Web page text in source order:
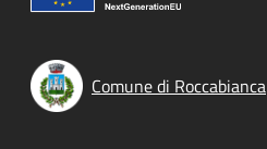
Comune di Roccabianca